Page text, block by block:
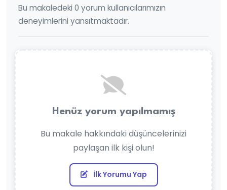
Bu makaledeki 0 yorum kullanıcılarımızın
deneyimlerini yansıtmaktadır.
Henüz yorum yapılmamış
Bu makale hakkındaki düşüncelerinizi
paylaşan ilk kişi olun!
İlk Yorumu Yap